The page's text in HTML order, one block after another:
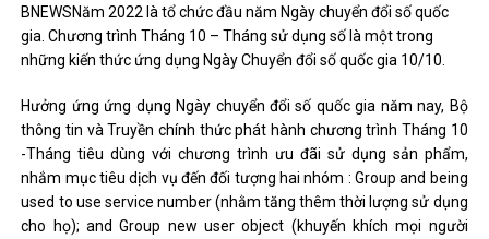
BNEWSNăm 2022 là tổ chức đầu năm Ngày chuyển đổi số quốc
gia. Chương trình Tháng 10 – Tháng sử dụng số là một trong
những kiến ​​thức ứng dụng Ngày Chuyển đổi số quốc gia 10/10.
Hưởng ứng ứng dụng Ngày chuyển đổi số quốc gia năm nay, Bộ
thông tin và Truyền chính thức phát hành chương trình Tháng 10
-Tháng tiêu dùng với chương trình ưu đãi sử dụng sản phẩm,
nhắm mục tiêu dịch vụ đến đối tượng hai nhóm : Group and being
used to use service number (nhằm tăng thêm thời lượng sử dụng
cho họ); and Group new user object (khuyến khích mọi người